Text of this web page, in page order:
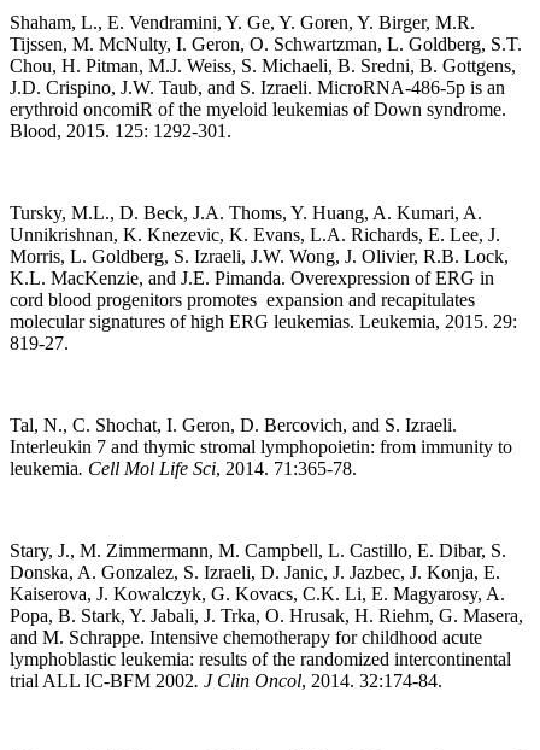
Shaham, L., E. Vendramini, Y. Ge, Y. Goren, Y. Birger, M.R.
Tijssen, M. McNulty, I. Geron, O. Schwartzman, L. Goldberg, S.T.
Chou, H. Pitman, M.J. Weiss, S. Michaeli, B. Sredni, B. Gottgens,
J.D. Crispino, J.W. Taub, and S. Izraeli. MicroRNA-486-5p is an
erythroid oncomiR of the myeloid leukemias of Down syndrome.
Blood, 2015. 125: 1292-301.
Tursky, M.L., D. Beck, J.A. Thoms, Y. Huang, A. Kumari, A.
Unnikrishnan, K. Knezevic, K. Evans, L.A. Richards, E. Lee, J.
Morris, L. Goldberg, S. Izraeli, J.W. Wong, J. Olivier, R.B. Lock,
K.L. MacKenzie, and J.E. Pimanda. Overexpression of ERG in
cord blood progenitors promotes expansion and recapitulates
molecular signatures of high ERG leukemias. Leukemia, 2015. 29:
819-27.
Tal, N., C. Shochat, I. Geron, D. Bercovich, and S. Izraeli.
Interleukin 7 and thymic stromal lymphopoietin: from immunity to
leukemia. Cell Mol Life Sci, 2014. 71:365-78.
Stary, J., M. Zimmermann, M. Campbell, L. Castillo, E. Dibar, S.
Donska, A. Gonzalez, S. Izraeli, D. Janic, J. Jazbec, J. Konja, E.
Kaiserova, J. Kowalczyk, G. Kovacs, C.K. Li, E. Magyarosy, A.
Popa, B. Stark, Y. Jabali, J. Trka, O. Hrusak, H. Riehm, G. Masera,
and M. Schrappe. Intensive chemotherapy for childhood acute
lymphoblastic leukemia: results of the randomized intercontinental
trial ALL IC-BFM 2002. J Clin Oncol, 2014. 32:174-84.